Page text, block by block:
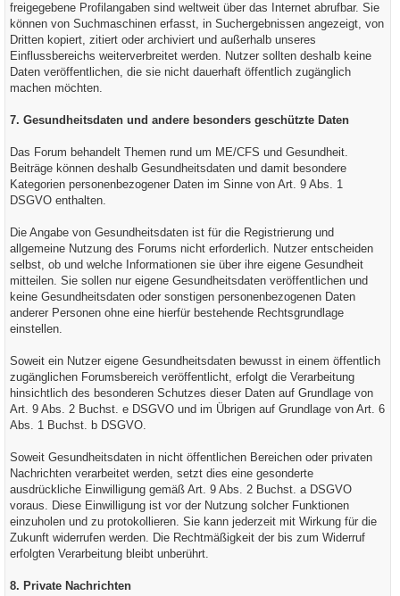
freigegebene Profilangaben sind weltweit über das Internet abrufbar. Sie
können von Suchmaschinen erfasst, in Suchergebnissen angezeigt, von
Dritten kopiert, zitiert oder archiviert und außerhalb unseres
Einflussbereichs weiterverbreitet werden. Nutzer sollten deshalb keine
Daten veröffentlichen, die sie nicht dauerhaft öffentlich zugänglich
machen möchten.
7. Gesundheitsdaten und andere besonders geschützte Daten
Das Forum behandelt Themen rund um ME/CFS und Gesundheit.
Beiträge können deshalb Gesundheitsdaten und damit besondere
Kategorien personenbezogener Daten im Sinne von Art. 9 Abs. 1
DSGVO enthalten.
Die Angabe von Gesundheitsdaten ist für die Registrierung und
allgemeine Nutzung des Forums nicht erforderlich. Nutzer entscheiden
selbst, ob und welche Informationen sie über ihre eigene Gesundheit
mitteilen. Sie sollen nur eigene Gesundheitsdaten veröffentlichen und
keine Gesundheitsdaten oder sonstigen personenbezogenen Daten
anderer Personen ohne eine hierfür bestehende Rechtsgrundlage
einstellen.
Soweit ein Nutzer eigene Gesundheitsdaten bewusst in einem öffentlich
zugänglichen Forumsbereich veröffentlicht, erfolgt die Verarbeitung
hinsichtlich des besonderen Schutzes dieser Daten auf Grundlage von
Art. 9 Abs. 2 Buchst. e DSGVO und im Übrigen auf Grundlage von Art. 6
Abs. 1 Buchst. b DSGVO.
Soweit Gesundheitsdaten in nicht öffentlichen Bereichen oder privaten
Nachrichten verarbeitet werden, setzt dies eine gesonderte
ausdrückliche Einwilligung gemäß Art. 9 Abs. 2 Buchst. a DSGVO
voraus. Diese Einwilligung ist vor der Nutzung solcher Funktionen
einzuholen und zu protokollieren. Sie kann jederzeit mit Wirkung für die
Zukunft widerrufen werden. Die Rechtmäßigkeit der bis zum Widerruf
erfolgten Verarbeitung bleibt unberührt.
8. Private Nachrichten